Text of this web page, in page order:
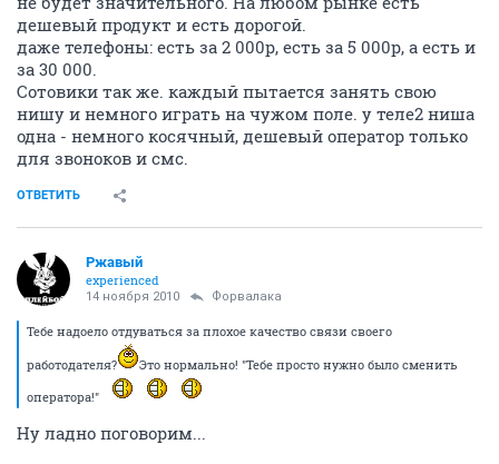
дешевый продукт и есть дорогой.
даже телефоны: есть за 2 000р, есть за 5 000р, а есть и
за 30 000.
Сотовики так же. каждый пытается занять свою
нишу и немного играть на чужом поле. у теле2 ниша
одна - немного косячный, дешевый оператор только
для звоноков и смс.
ОТВЕТИТЬ
Ржавый
experienced
14 ноября 2010 Форвалака
Тебе надоело отдуваться за плохое качество связи своего
работодателя?
Это нормально! "Тебе просто нужно было сменить
оператора!"
Ну ладно поговорим...